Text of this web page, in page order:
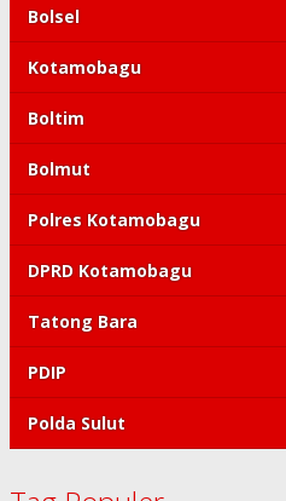
Bolsel
Kotamobagu
Boltim
Bolmut
Polres Kotamobagu
DPRD Kotamobagu
Tatong Bara
PDIP
Polda Sulut